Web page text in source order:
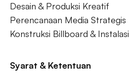
Desain & Produksi Kreatif
Perencanaan Media Strategis
Konstruksi Billboard & Instalasi
Syarat & Ketentuan